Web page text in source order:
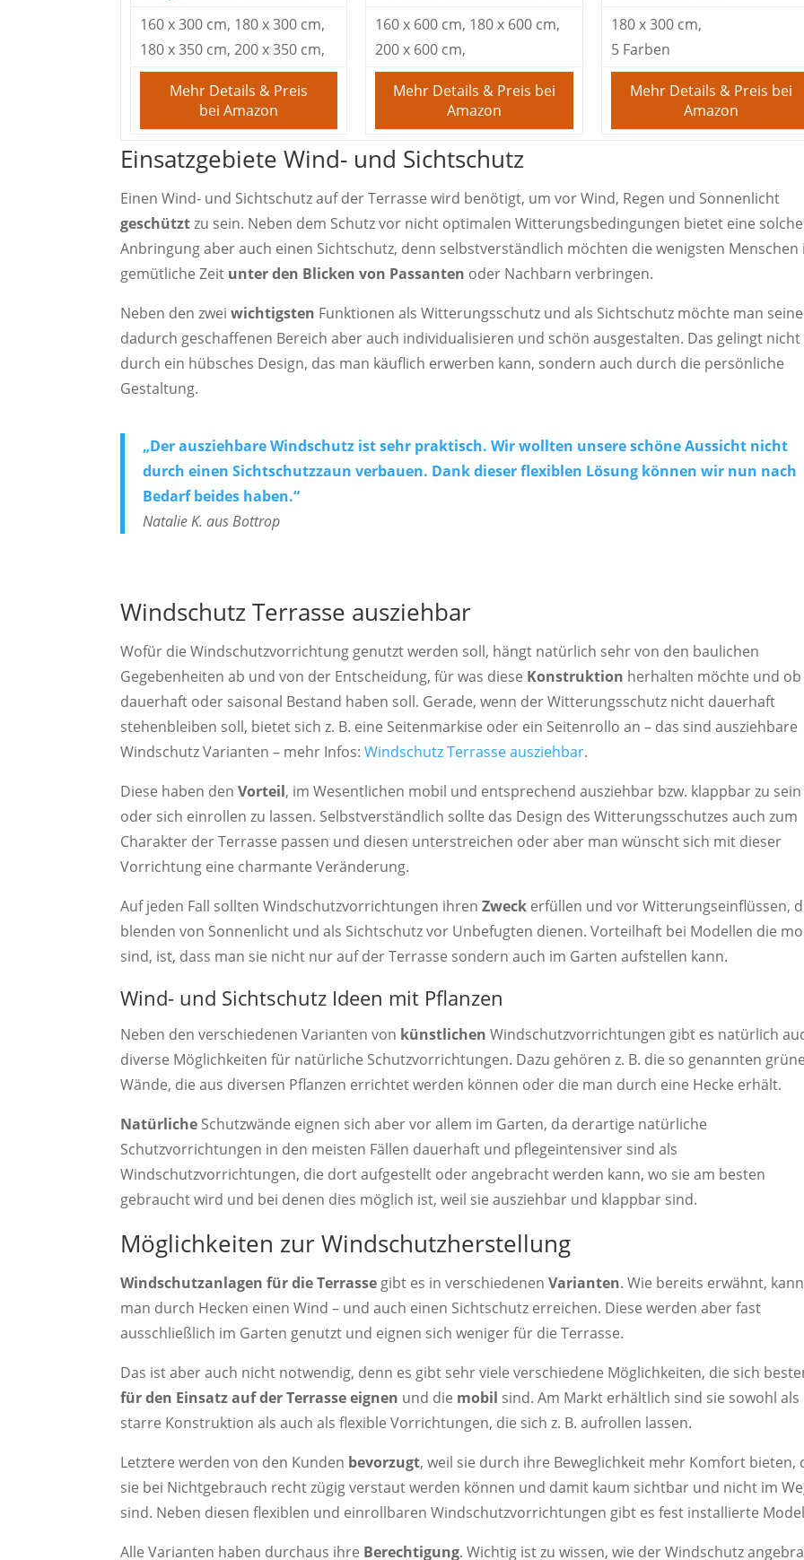
160 x 300 cm, 180 x 300 cm,
180 x 350 cm, 200 x 350 cm,
Mehr Details & Preis
bei Amazon
160 x 600 cm, 180 x 600 cm,
200 x 600 cm,
Mehr Details & Preis bei
Amazon
180 x 300 cm,
5 Farben
Mehr Details & Preis bei
Amazon
Einsatzgebiete Wind- und Sichtschutz
Einen Wind- und Sichtschutz auf der Terrasse wird benötigt, um vor Wind, Regen und Sonnenlicht
geschütztzu sein. Neben dem Schutz vor nicht optimalen Witterungsbedingungen bietet eine solche
Anbringung aber auch einen Sichtschutz, denn selbstverständlich möchten die wenigsten Menschen
gemütliche Zeit unter den Blicken von Passanten oder Nachbarn verbringen.
Neben den zweiwichtigsten Funktionen als Witterungsschutz und als Sichtschutz möchte man
dadurch geschaffenen Bereich aber auch individualisieren und schön ausgestalten. Das gelingt
durch ein hübsches Design, das man käuflich erwerben kann, sondern auch durch die persönliche
Gestaltung.
„Der ausziehbare Windschutz ist sehr praktisch. Wir wollten unsere schöne Aussicht nicht
durch einen Sichtschutzzaun verbauen. Dank dieser flexiblen Lösung können wir nun nach
Bedarf beides haben.“
Natalie K. aus Bottrop
WindschutzTerrasse ausziehbar
Wofür die Windschutzvorrichtung genutzt werden soll, hängt natürlich sehr von den baulichen
Gegebenheiten ab und von der Entscheidung, für was diese Konstruktion herhalten möchte und ob
dauerhaft oder saisonal Bestand haben soll. Gerade, wenn der Witterungsschutz nicht dauerhaft
stehenbleiben soll, bietet sich z. B. eine Seitenmarkise oder ein Seitenrollo an – das sind ausziehbare
Windschutz Varianten – mehr Infos:Windschutz Terrasse ausziehbar.
Diese haben denVorteil, im Wesentlichen mobil und entsprechend ausziehbar bzw. klappbar zu sein
oder sich einrollen zu lassen. Selbstverständlich sollte das Design des Witterungsschutzes auch zum
Charakter der Terrasse passen und diesen unterstreichen oder aber man wünscht sich mit dieser
Vorrichtung eine charmante Veränderung.
Auf jeden Fall sollten Windschutzvorrichtungen ihrenZweck erfüllen und vor Witterungseinflüssen,
blenden von Sonnenlicht und als Sichtschutz vor Unbefugten dienen. Vorteilhaft bei Modellen die
sind, ist, dass man sie nicht nur auf der Terrasse sondern auch im Garten aufstellen kann.
Wind- und Sichtschutz Ideen mit Pflanzen
Neben den verschiedenen Varianten von künstlichen Windschutzvorrichtungen gibt es natürlich
diverse Möglichkeiten für natürliche Schutzvorrichtungen. Dazu gehören z. B. die so genannten
Wände, die aus diversen Pflanzen errichtet werden können oder die man durch eine Hecke erhält.
Natürliche Schutzwände eignen sich aber vor allem im Garten, da derartige natürliche
Schutzvorrichtungen in den meisten Fällen dauerhaft und pflegeintensiver sind als
Windschutzvorrichtungen, die dort aufgestellt oder angebracht werden kann, wo sie am besten
gebraucht wird und bei denen dies möglich ist, weil sie ausziehbar und klappbar sind.
Möglichkeiten zur Windschutzherstellung
Windschutzanlagen für die Terrasse gibt es in verschiedenenVarianten. Wie bereits erwähnt, kann
man durch Hecken einen Wind – und auch einen Sichtschutz erreichen. Diese werden aber fast
ausschließlich im Garten genutzt und eignen sich weniger für die Terrasse.
Das ist aber auch nicht notwendig, denn es gibt sehr viele verschiedene Möglichkeiten, die sich
für den Einsatz auf der Terrasse eignen und die mobil sind. Am Markt erhältlich sind sie sowohl als
starre Konstruktion als auch als flexible Vorrichtungen, die sich z. B. aufrollen lassen.
Letztere werden von den Kunden bevorzugt, weil sie durch ihre Beweglichkeit mehr Komfort bieten,
sie bei Nichtgebrauch recht zügig verstaut werden können und damit kaum sichtbar und nicht im
sind. Neben diesen flexiblen und einrollbaren Windschutzvorrichtungen gibt es fest installierte
Alle Varianten haben durchaus ihre Berechtigung. Wichtig ist zu wissen, wie der Windschutz